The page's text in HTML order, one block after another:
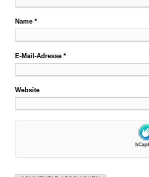
Name *
E-Mail-Adresse *
Website